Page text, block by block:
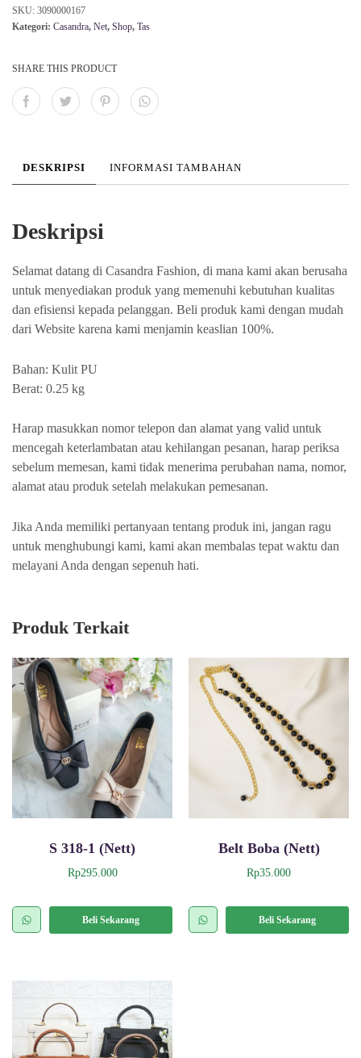
SKU: 3090000167
Kategori: Casandra, Net, Shop, Tas
SHARE THIS PRODUCT
DESKRIPSI INFORMASI TAMBAHAN
Deskripsi
Selamat datang di Casandra Fashion, di mana kami akan berusaha
untuk menyediakan produk yang memenuhi kebutuhan kualitas
dan efisiensi kepada pelanggan. Beli produk kami dengan mudah
dari Website karena kami menjamin keaslian 100%.
Bahan: Kulit PU
Berat: 0.25 kg
Harap masukkan nomor telepon dan alamat yang valid untuk
mencegah keterlambatan atau kehilangan pesanan, harap periksa
sebelum memesan, kami tidak menerima perubahan nama, nomor,
alamat atau produk setelah melakukan pemesanan.
Jika Anda memiliki pertanyaan tentang produk ini, jangan ragu
untuk menghubungi kami, kami akan membalas tepat waktu dan
melayani Anda dengan sepenuh hati.
Produk Terkait
S 318-1 (Nett)
Rp295.000
Beli Sekarang
k
i
n
Belt Boba (Nett)
Rp35.000
Beli Sekarang